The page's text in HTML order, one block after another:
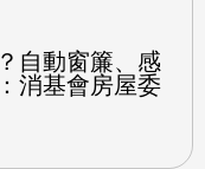
自動窗簾、感
消基會房屋委